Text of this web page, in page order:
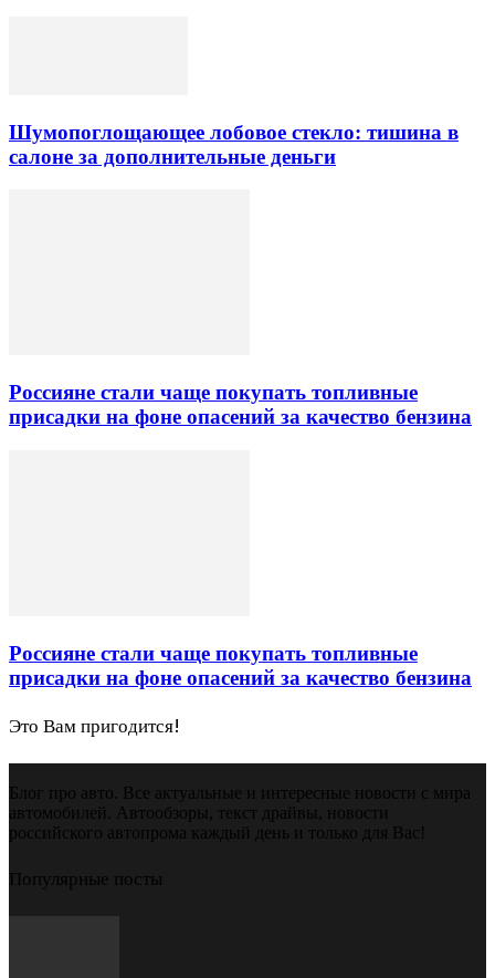
Шумопоглощающее лобовое стекло: тишина в
салоне за дополнительные деньги
Россияне стали чаще покупать топливные
присадки на фоне опасений за качество бензина
Россияне стали чаще покупать топливные
присадки на фоне опасений за качество бензина
Это Вам пригодится!
Блог про авто. Все актуальные и интересные новости с мира
автомобилей. Автообзоры, текст драйвы, новости
российского автопрома каждый день и только для Вас!
Популярные посты